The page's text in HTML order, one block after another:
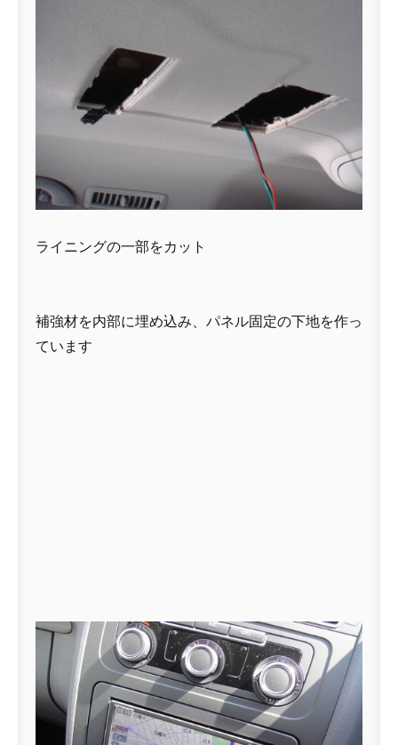
ライニングの一部をカット
補強材を内部に埋め込み、パネル固定の下地を作っ
ています